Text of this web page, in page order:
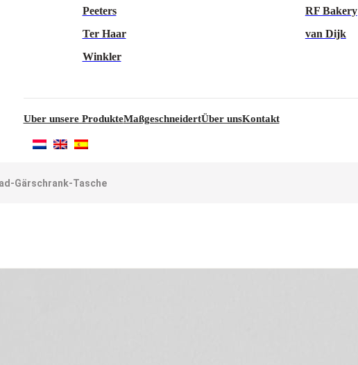
Peeters
RF Bakery
Ter Haar
van Dijk
Winkler
Uber unsere ProdukteMaßgeschneidertÜber unsKontakt
Gärschrank-Tasche